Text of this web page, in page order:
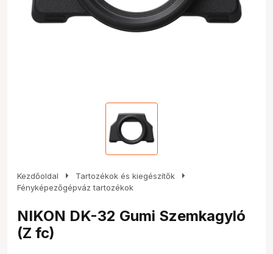
Kezdőoldal arrow_right Tartozékok és kiegészítők arrow_right
Fényképezőgépváz tartozékok
NIKON DK-32 Gumi Szemkagyló
(Z fc)